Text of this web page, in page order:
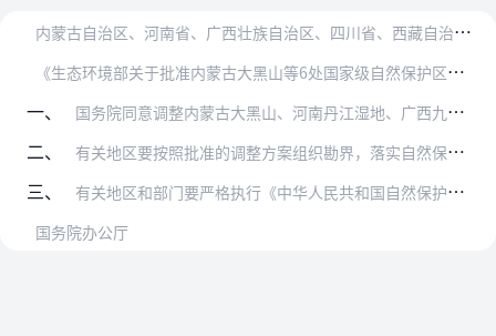
内
蒙古自治区、河南省、广西壮族自治区、四川省、西藏自治区人民政府，生态环境部、林草局：
《
生态环境部关于批准内蒙古大黑山等6处国家级自然保护区范围调整的请示》（环生态〔2018〕59号）收悉。经国务院批准，现通知如下：
一、
国务院同意调整内蒙古大黑山、河南丹江湿地、广西九万山、四川花萼山、西藏芒康滇金丝猴和西藏羌塘国家级自然保护区的范围。调整后保护区的面积、范围和功能分区等由生态环…
二、 有关地区要按照批准的调整方案组织勘界，落实自然保护区土地权属，并在规定的时限内标明区界，予以公告。
三、
有关地区和部门要严格执行《中华人民共和国自然保护区条例》和《国家级自然保护区调整管理规定》等有关规定，切实加强对自然保护区工作的领导、协调和监督，妥善处理好自然…
国务院办公厅